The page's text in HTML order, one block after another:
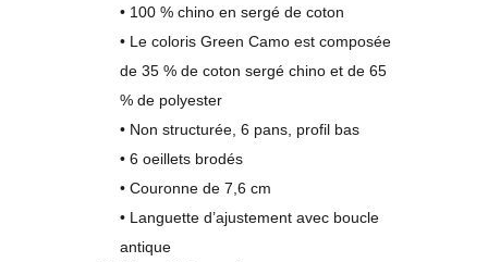
• 100 % chino en sergé de coton
• Le coloris Green Camo est composée
de 35 % de coton sergé chino et de 65
% de polyester
• Non structurée, 6 pans, profil bas
• 6 oeillets brodés
• Couronne de 7,6 cm
• Languette d’ajustement avec boucle
antique